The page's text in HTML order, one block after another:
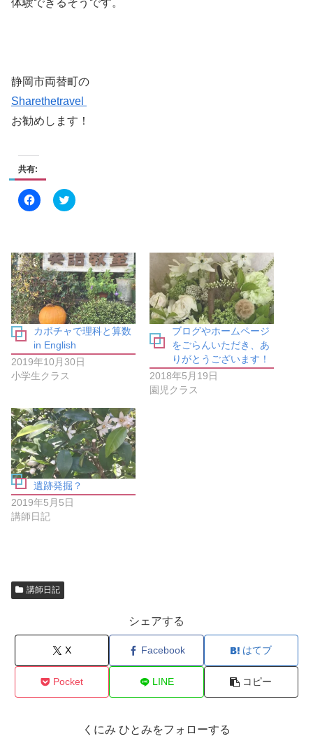
静岡市両替町の
Sharethetravel
お勧めします！
共有:
F
a
o
k
で
共
有
す
る
に
は
ク
リ
ッ
ク
し
て
さ
い
(
新
し
い
ウ
ィ
ン
ド
ウ
で
開
き
ク
リ
T
w
i
t
t
e
r
で
共
有
(
新
し
い
ド
ウ
で
開
き
ま
す
)
カボチャで理科と算数
in English
2019年10月30日
小学生クラス
ブログやホームページ
をごらんいただき、あ
りがとうございます！
2018年5月19日
園児クラス
遺跡発掘？
2019年5月5日
講師日記
講師日記
シェアする
X Facebook はてブ
Pocket LINE コピー
くにみ ひとみをフォローする